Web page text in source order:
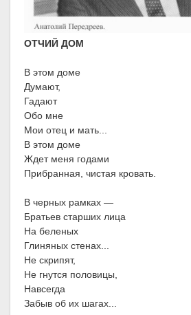
ОТЧИЙ ДОМ
В этом доме
Думают,
Гадают
Обо мне
Мои отец и мать...
В этом доме
Ждет меня годами
Прибранная, чистая кровать.
В черных рамках —
Братьев старших лица
На беленых
Глиняных стенах...
Не скрипят,
Не гнутся половицы,
Навсегда
Забыв об их шагах...